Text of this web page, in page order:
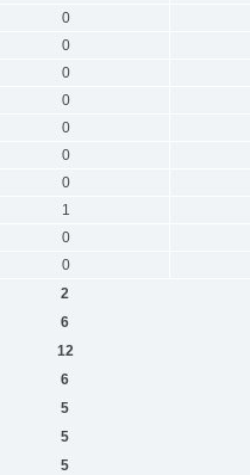
0
0
0
0
0
0
0
1
0
0
2
6
12
6
5
5
5